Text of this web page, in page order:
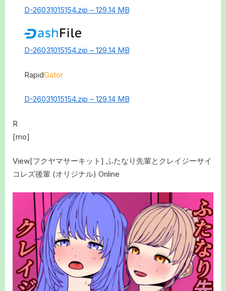
D-26031015154.zip – 129.14 MB
D-26031015154.zip – 129.14 MB
RapidGator
D-26031015154.zip – 129.14 MB
R
[mo]
View[フクヤマサーキット] ふたなり先輩とクレイジーサイ
コレズ後輩 (オリジナル) Online